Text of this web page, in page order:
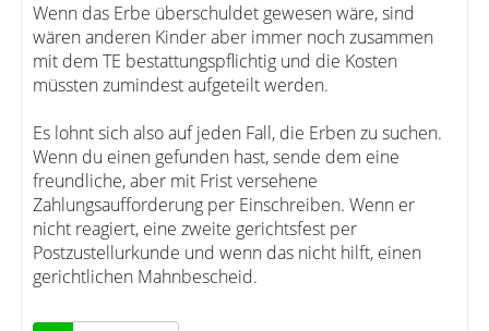
Wenn das Erbe überschuldet gewesen wäre, sind
wären anderen Kinder aber immer noch zusammen
mit dem TE bestattungspflichtig und die Kosten
müssten zumindest aufgeteilt werden.
Es lohnt sich also auf jeden Fall, die Erben zu suchen.
Wenn du einen gefunden hast, sende dem eine
freundliche, aber mit Frist versehene
Zahlungsaufforderung per Einschreiben. Wenn er
nicht reagiert, eine zweite gerichtsfest per
Postzustellurkunde und wenn das nicht hilft, einen
gerichtlichen Mahnbescheid.